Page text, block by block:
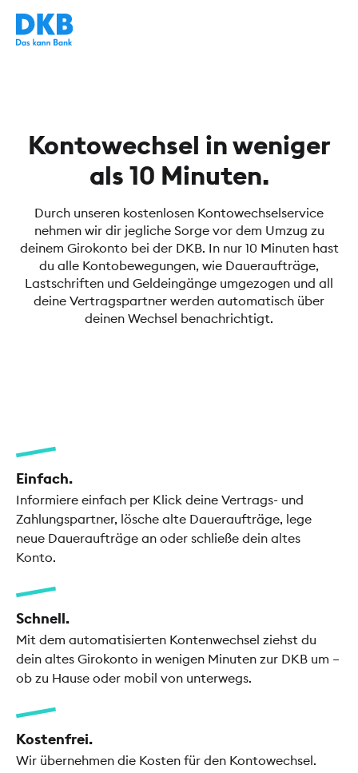
Kontowechsel in weniger
als 10 Minuten.
Durch unseren kostenlosen Kontowechselservice
nehmen wir dir jegliche Sorge vor dem Umzug zu
deinem Girokonto bei der DKB. In nur 10 Minuten hast
du alle Kontobewegungen, wie Daueraufträge,
Lastschriften und Geldeingänge umgezogen und all
deine Vertragspartner werden automatisch über
deinen Wechsel benachrichtigt.
Einfach.
Informiere einfach per Klick deine Vertrags- und
Zahlungspartner, lösche alte Daueraufträge, lege
neue Daueraufträge an oder schließe dein altes
Konto.
Schnell.
Mit dem automatisierten Kontenwechsel ziehst du
dein altes Girokonto in wenigen Minuten zur DKB um –
ob zu Hause oder mobil von unterwegs.
Kostenfrei.
Wir übernehmen die Kosten für den Kontowechsel.